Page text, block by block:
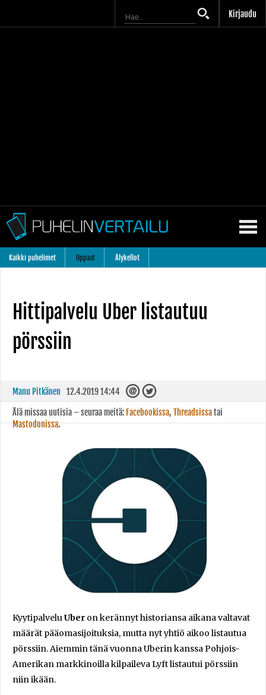
Kirjaudu
Kaikki puhelimet Oppaat Älykellot
Hittipalvelu Uber listautuu
pörssiin
Manu Pitkänen 12.4.2019 14:44
Älä missaa uutisia – seuraa meitä: Facebookissa, Threadsissatai
Mastodonissa.
KyytipalveluUber on kerännyt historiansa aikana valtavat
määrät pääomasijoituksia, mutta nyt yhtiö aikoo listautua
pörssiin. Aiemmin tänä vuonna Uberin kanssa Pohjois-
Amerikan markkinoilla kilpaileva Lyft listautui pörssiin
niin ikään.